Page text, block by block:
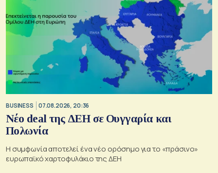
BUSINESS 07.08.2026, 20:36
Νέο deal της ΔΕΗ σε Ουγγαρία και
Πολωνία
Η συμφωνία αποτελεί ένα νέο ορόσημο για το «πράσινο»
ευρωπαϊκό χαρτοφυλάκιο της ΔΕΗ